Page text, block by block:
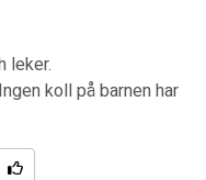
leker.
koll på barnen har